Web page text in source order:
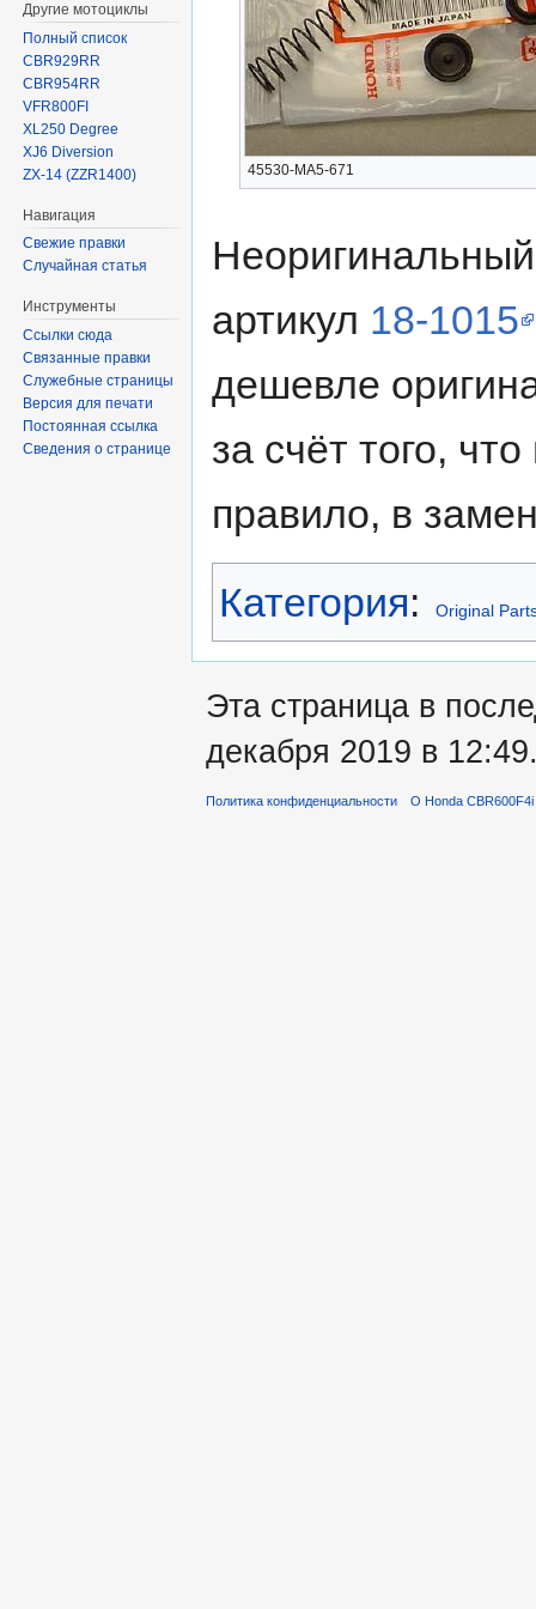
45530-MA5-671
артикул 18-1015
дешевле
за счёт того,
правило, в
Категория: Original
Другие мотоциклы
Полный список
CBR929RR
CBR954RR
VFR800FI
XL250 Degree
XJ6 Diversion
ZX-14 (ZZR1400)
Навигация
Свежие правки
Случайная статья
Инструменты
Ссылки сюда
Связанные правки
Служебные страницы
Версия для печати
Постоянная ссылка
Сведения о странице
Эта страница в
декабря 2019 в
Политика конфиденциальности О Honda CBR600F4i